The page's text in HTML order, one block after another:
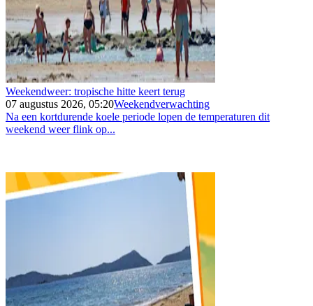
Weekendweer: tropische hitte keert terug
07 augustus 2026, 05:20Weekendverwachting
Na een kortdurende koele periode lopen de temperaturen dit
weekend weer flink op...